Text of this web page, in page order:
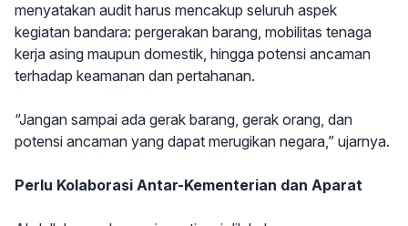
menyatakan audit harus mencakup seluruh aspek
kegiatan bandara: pergerakan barang, mobilitas tenaga
kerja asing maupun domestik, hingga potensi ancaman
terhadap keamanan dan pertahanan.
“Jangan sampai ada gerak barang, gerak orang, dan
potensi ancaman yang dapat merugikan negara,” ujarnya.
Perlu Kolaborasi Antar-Kementerian dan Aparat